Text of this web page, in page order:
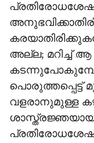
അല്ല; മറിച്ച്
പൊരുത്തപ്പെട്ട്
വളരാനുമുള്ള
ശാസ്ത്രജ്ഞയായ